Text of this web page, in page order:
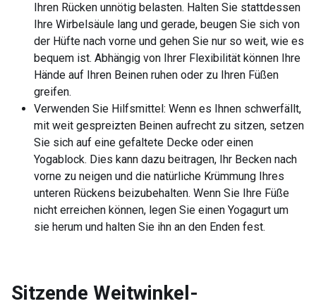
Ihren Rücken unnötig belasten. Halten Sie stattdessen
Ihre Wirbelsäule lang und gerade, beugen Sie sich von
der Hüfte nach vorne und gehen Sie nur so weit, wie es
bequem ist. Abhängig von Ihrer Flexibilität können Ihre
Hände auf Ihren Beinen ruhen oder zu Ihren Füßen
greifen.
Verwenden Sie Hilfsmittel: Wenn es Ihnen schwerfällt,
mit weit gespreizten Beinen aufrecht zu sitzen, setzen
Sie sich auf eine gefaltete Decke oder einen
Yogablock. Dies kann dazu beitragen, Ihr Becken nach
vorne zu neigen und die natürliche Krümmung Ihres
unteren Rückens beizubehalten. Wenn Sie Ihre Füße
nicht erreichen können, legen Sie einen Yogagurt um
sie herum und halten Sie ihn an den Enden fest.
Sitzende Weitwinkel-